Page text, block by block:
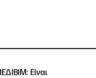
Είναι